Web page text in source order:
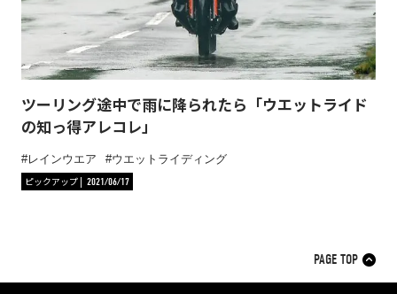
ツーリング途中で雨に降られたら「ウエットライド
の知っ得アレコレ」
レインウエア
ウエットライディング
ピックアップ
2021/06/17
PAGE TOP